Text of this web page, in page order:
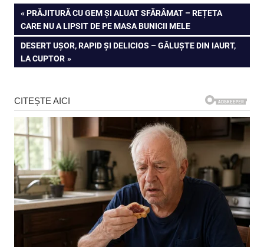
Navigare
în
articole
PREVIOUS
POST:
PRĂJITURĂ CU GEM ȘI ALUAT SFĂRÂMAT – REȚETA
CARE NU A LIPSIT DE PE MASA BUNICII MELE
NEXT
POST:
DESERT UȘOR, RAPID ȘI DELICIOS – GĂLUȘTE DIN IAURT,
LA CUPTOR